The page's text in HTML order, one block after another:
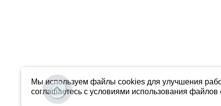
Мы используем файлы cookies для улучшения
соглашаетесь с условиями использования файлов